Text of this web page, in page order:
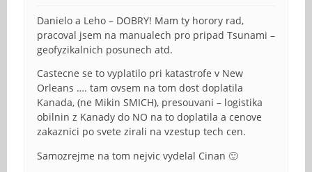
Danielo a Leho – DOBRY! Mam ty horory rad,
pracoval jsem na manualech pro pripad Tsunami –
geofyzikalnich posunech atd.
Castecne se to vyplatilo pri katastrofe v New
Orleans …. tam ovsem na tom dost doplatila
Kanada, (ne Mikin SMICH), presouvani – logistika
obilnin z Kanady do NO na to doplatila a cenove
zakaznici po svete zirali na vzestup tech cen.
Samozrejme na tom nejvic vydelal Cinan 🙂